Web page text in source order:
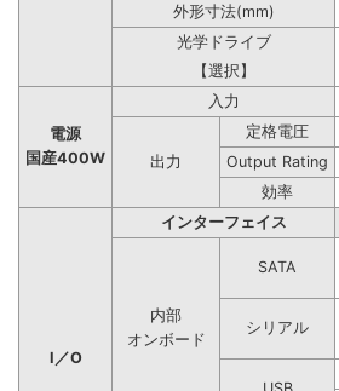
外形寸法(mm)
光学ドライブ
【選択】
電源
国産400W
入力
出力
定格電圧
Output Rating
効率
I／O
インターフェイス
内部
オンボード
SATA
シリアル